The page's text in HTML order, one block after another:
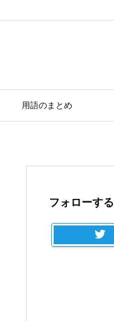
用語のまとめ
フォローする